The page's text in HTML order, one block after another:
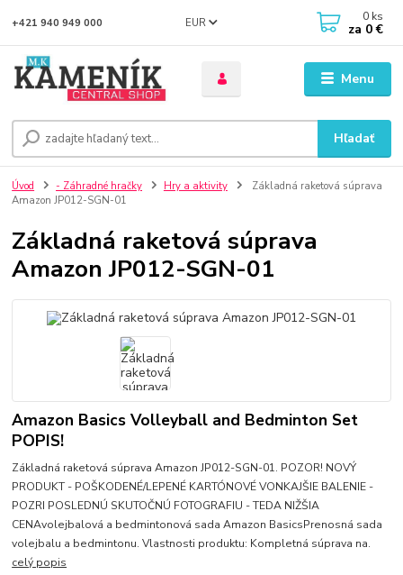
Menu
EUR
Hľadať
+421 940 949 000 0 ks
za 0 €
Úvod - Záhradné hračky Hry a aktivity
Základná raketová súprava
Amazon JP012-SGN-01
Základná raketová súprava
Amazon JP012-SGN-01
Amazon Basics Volleyball and Bedminton Set
POPIS!
Základná raketová súprava Amazon JP012-SGN-01. POZOR! NOVÝ
PRODUKT - POŠKODENÉ/LEPENÉ KARTÓNOVÉ VONKAJŠIE BALENIE -
POZRI POSLEDNÚ SKUTOČNÚ FOTOGRAFIU - TEDA NIŽŠIA
CENAvolejbalová a bedmintonová sada Amazon BasicsPrenosná sada
volejbalu a bedmintonu. Vlastnosti produktu: Kompletná súprava na.
celý popis